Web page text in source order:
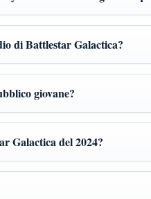
di Battlestar Galactica?
giovane?
Galactica del 2024?